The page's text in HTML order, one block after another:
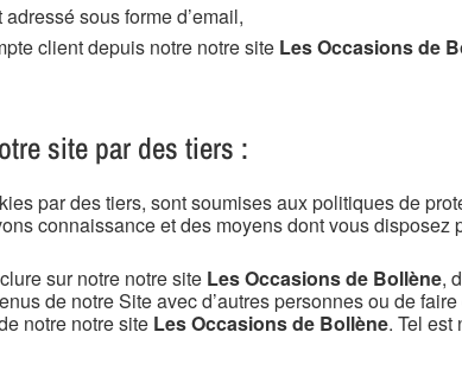
sous forme d’email,
client depuis notre notre site Les Occasions de
site par des tiers :
par des tiers, sont soumises aux politiques de
connaissance et des moyens dont vous
sur notre notre site Les Occasions de Bollène,
de notre Site avec d’autres personnes ou de
notre notre site Les Occasions de Bollène. Tel est